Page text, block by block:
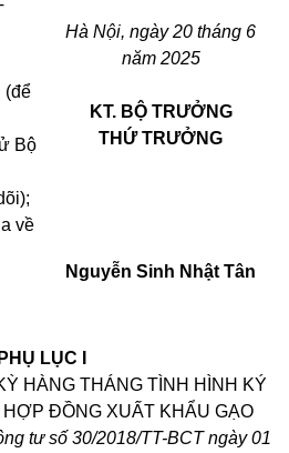
(để
Bộ
về
Hà Nội, ngày 20 tháng 6
năm 2025
KT. BỘ TRƯỞNG
THỨ TRƯỞNG
Nguyễn Sinh Nhật Tân
PHỤ LỤC I
HÀNG THÁNG TÌNH HÌNH KÝ
ĐỒNG XUẤT KHẨU GẠO
tư số 30/2018/TT-BCT ngày 01